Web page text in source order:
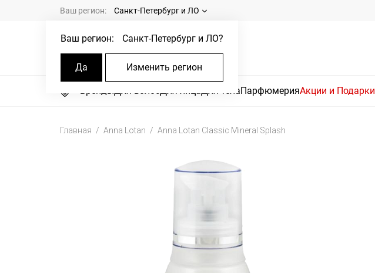
Ваш регион: Санкт-Петербург и ЛО
Ваш регион: Санкт-Петербург и ЛО?
Да Изменить регион
БрендыДля волосДля лицаДля телаПарфюмерияАкции и Подарки
Главная Anna Lotan Anna Lotan Classic Mineral Splash